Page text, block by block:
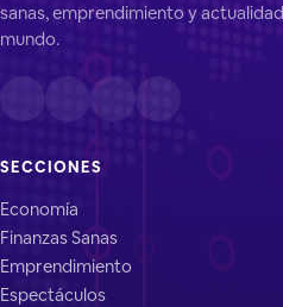
sanas, emprendimiento y
mundo.
SECCIONES
Economía
Finanzas Sanas
Emprendimiento
Espectáculos